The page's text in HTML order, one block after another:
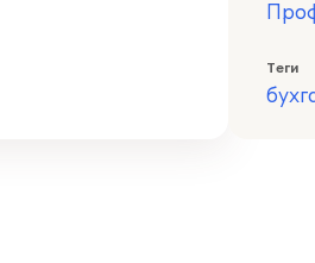
Теги